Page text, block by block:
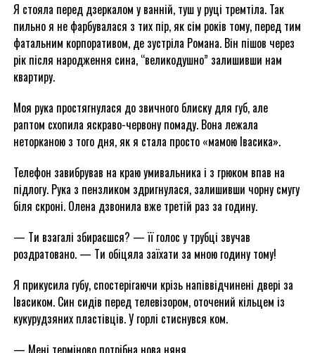
Я стояла перед дзеркалом у ванній, туш у руці тремтіла. Так
пильно я не фарбувалася з тих пір, як сім років тому, перед тим
фатальним корпоративом, де зустріла Романа. Він пішов через
рік після народження сина, “великодушно” залишивши нам
квартиру.
Моя рука простягнулася до звичного блиску для губ, але
раптом схопила яскраво-червону помаду. Вона лежала
неторканою з того дня, як я стала просто «мамою Івасика».
Телефон завибрував на краю умивальника і з грюком впав на
підлогу. Рука з пензликом здригнулася, залишивши чорну смугу
біля скроні. Олена дзвонила вже третій раз за годину.
— Ти взагалі збираєшся? — її голос у трубці звучав
роздратовано. — Ти обіцяла заїхати за мною годину тому!
Я прикусила губу, спостерігаючи крізь напіввідчинені двері за
Івасиком. Син сидів перед телевізором, оточений кільцем із
кукурудзяних пластівців. У горлі стиснувся ком.
— Мені терміново потрібна нова няня.